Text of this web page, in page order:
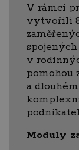
V rámci
vytvořili
v
pomohou
a
Moduly